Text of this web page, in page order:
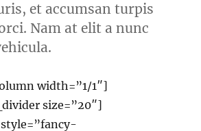
et accumsan turpis
Nam at elit a nunc
width=”1/1″]
size=”20″]